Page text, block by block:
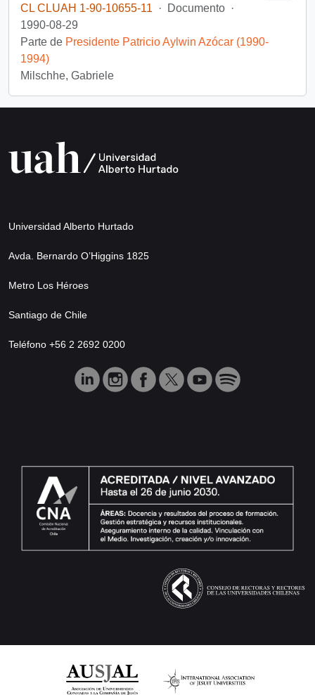
CL CLUAH 1-90-10655-11
· Documento ·
1990-08-29
Parte de Presidente Patricio Aylwin Azócar (1990-
1994)
Milschhe, Gabriele
Universidad Alberto Hurtado
Avda. Bernardo O’Higgins 1825
Metro Los Héroes
Santiago de Chile
Teléfono +56 2 2692 0200